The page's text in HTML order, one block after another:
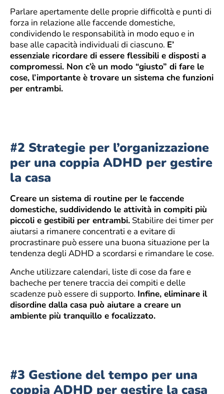
Parlare apertamente delle proprie difficoltà e punti di
forza in relazione alle faccende domestiche,
condividendo le responsabilità in modo equo e in
base alle capacità individuali di ciascuno. E’
essenziale ricordare di essere flessibili e disposti a
compromessi. Non c’è un modo “giusto” di fare le
cose, l’importante è trovare un sistema che funzioni
per entrambi.
#2 Strategie per l’organizzazione
per una coppia ADHD per gestire
la casa
Creare un sistema di routine per le faccende
domestiche, suddividendo le attività in compiti più
piccoli e gestibili per entrambi. Stabilire dei timer per
aiutarsi a rimanere concentrati e a evitare di
procrastinare può essere una buona situazione per la
tendenza degli ADHD a scordarsi e rimandare le cose.
Anche utilizzare calendari, liste di cose da fare e
bacheche per tenere traccia dei compiti e delle
scadenze può essere di supporto. Infine, eliminare il
disordine dalla casa può aiutare a creare un
ambiente più tranquillo e focalizzato.
#3 Gestione del tempo per una
coppia ADHD per gestire la casa